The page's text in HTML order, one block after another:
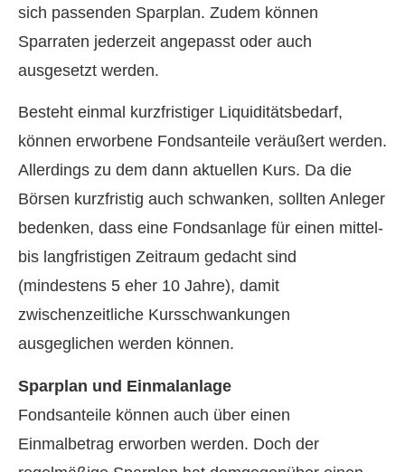
sich passenden Sparplan. Zudem können
Sparraten jederzeit angepasst oder auch
ausgesetzt werden.
Besteht einmal kurzfristiger Liquiditätsbedarf,
können erworbene Fondsanteile veräußert werden.
Allerdings zu dem dann aktuellen Kurs. Da die
Börsen kurzfristig auch schwanken, sollten Anleger
bedenken, dass eine Fondsanlage für einen mittel-
bis langfristigen Zeitraum gedacht sind
(mindestens 5 eher 10 Jahre), damit
zwischenzeitliche Kursschwankungen
ausgeglichen werden können.
Sparplan und Einmalanlage
Fondsanteile können auch über einen
Einmalbetrag erworben werden. Doch der